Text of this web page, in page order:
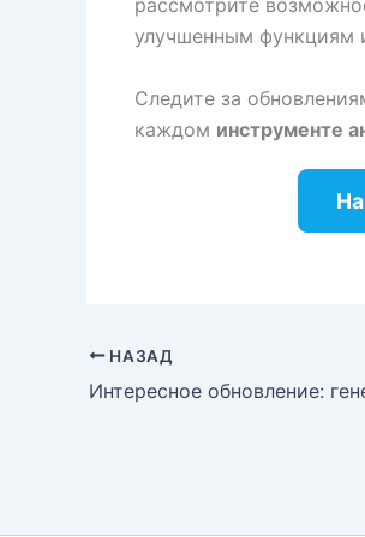
рассмотрите
улучшенным функциям
Следите за
каждом инструменте
НАЗАД